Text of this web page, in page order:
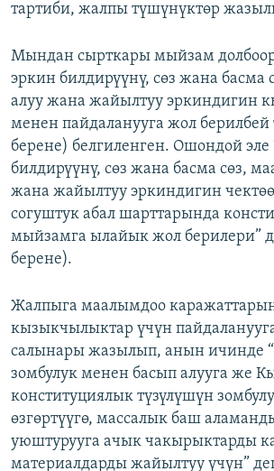
тартиби, жалпы түшүнүктөр
Мындан сырткары мыйзам
эркин билдирүүнү, сөз жана басма
алуу жана жайылтуу эркиндигин
менен пайдаланууга жол берилбей
берене) белгиленген. Ошондой
билдирүүнү, сөз жана басма сөз,
жана жайылтуу эркиндигин
согуштук абал шарттарында
мыйзамга ылайык жол берилери”
берене).
Жалпыга маалымдоо
кызыкчылыктар үчүн
салынары жазылып, анын ичинде
зомбулук менен басып алууга же
конституциялык түзүлүшүн
өзгөртүүгө, массалык баш
уюштурууга ачык чакырыктарды
материалдарды жайылтуу үчүн”